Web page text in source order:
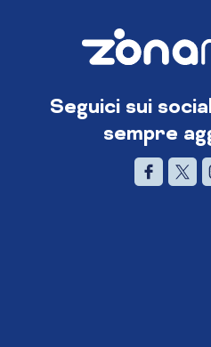
Seguici sui
sempre